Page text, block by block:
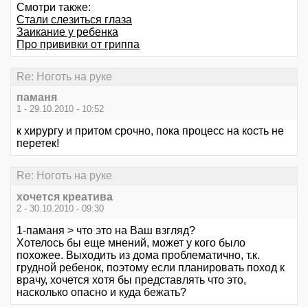
Смотри также:
Стали слезиться глаза
Заикание у ребенка
Про прививки от гриппа
Re: Ноготь на руке
паманя
1 - 29.10.2010 - 10:52
к хирургу и притом срочно, пока процесс на кость не
перетек!
Re: Ноготь на руке
хочется креатива
2 - 30.10.2010 - 09:30
1-паманя > что это на Ваш взгляд?
Хотелось бы еще мнений, может у кого было
похожее. Выходить из дома проблематично, т.к.
грудной ребенок, поэтому если планировать поход к
врачу, хочется хотя бы представлять что это,
насколько опасно и куда бежать?